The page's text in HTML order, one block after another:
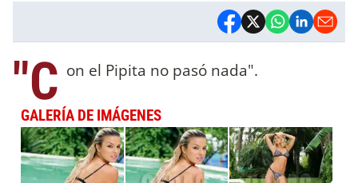
"C on el Pipita no pasó nada".
GALERÍA DE IMÁGENES